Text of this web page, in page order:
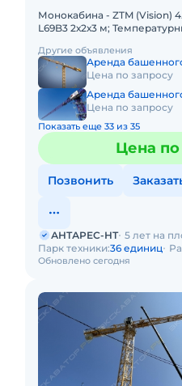
Монокабина - ZTM (Vision)
L69B3 2х2х3 м;
60
Другие объявления
Аренда
Цена по запросу
Аренда
Цена по запросу
Показать еще 33 из 35
Цена по
Позвонить
Обновлено сегодня
АНТАРЕС-НТ 5 лет на
Парк техники:36 единиц